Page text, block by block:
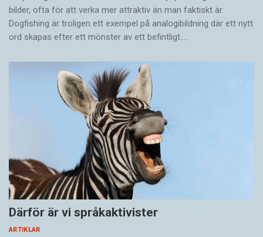
bilder, ofta för att verka mer attraktiv än man faktiskt är.
Dogfishing är troligen ett exempel på analogibildning där ett nytt
ord skapas efter ett mönster av ett befintligt.…
Därför är vi språkaktivister
ARTIKLAR